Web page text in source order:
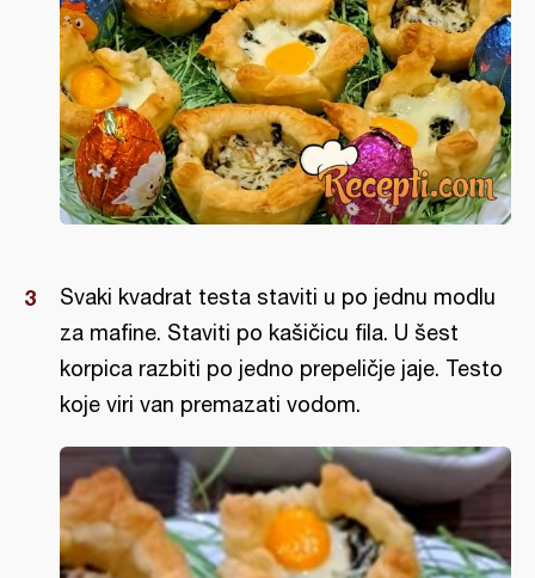
Svaki kvadrat testa staviti u po jednu modlu
za mafine. Staviti po kašičicu fila. U šest
korpica razbiti po jedno prepeličje jaje. Testo
koje viri van premazati vodom.